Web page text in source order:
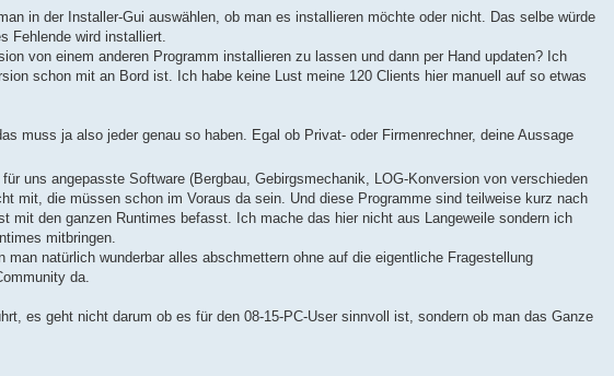
in der Installer-Gui auswählen, ob man es installieren möchte oder nicht. Das selbe würde
Fehlende wird installiert.
von einem anderen Programm installieren zu lassen und dann per Hand updaten? Ich
schon mit an Bord ist. Ich habe keine Lust meine 120 Clients hier manuell auf so etwas
muss ja also jeder genau so haben. Egal ob Privat- oder Firmenrechner, deine Aussage
uns angepasste Software (Bergbau, Gebirgsmechanik, LOG-Konversion von verschieden
mit, die müssen schon im Voraus da sein. Und diese Programme sind teilweise kurz nach
mit den ganzen Runtimes befasst. Ich mache das hier nicht aus Langeweile sondern ich
mitbringen.
natürlich wunderbar alles abschmettern ohne auf die eigentliche Fragestellung
da.
es geht nicht darum ob es für den 08-15-PC-User sinnvoll ist, sondern ob man das Ganze